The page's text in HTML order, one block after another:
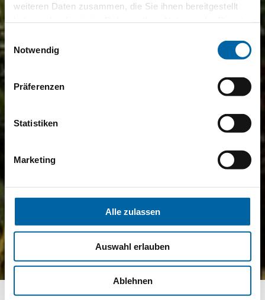
weiteren Daten zusammen, die Sie ihnen bereitgestellt
Einwilligungsauswahl
Notwendig
Präferenzen
Statistiken
Marketing
Alle zulassen
Auswahl erlauben
Ablehnen